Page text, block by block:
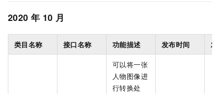
2020 年 10 月
类目名称 接口名称 功能描述 发布时间 发
可以将一张
人物图像进
行转换处